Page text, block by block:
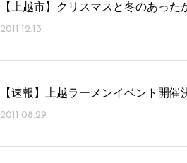
【上越市】クリスマスと冬のあった
2011.12.13
【速報】上越ラーメンイベント開催
2011.08.29